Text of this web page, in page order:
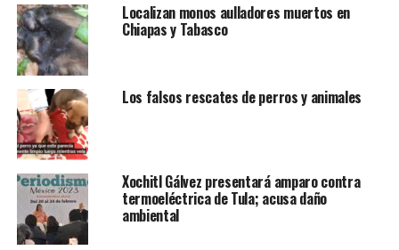
Localizan monos aulladores muertos en
Chiapas y Tabasco
Los falsos rescates de perros y animales
Xochitl Gálvez presentará amparo contra
termoeléctrica de Tula; acusa daño
ambiental